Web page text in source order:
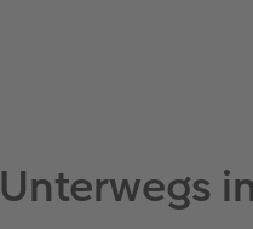
Unterwegs